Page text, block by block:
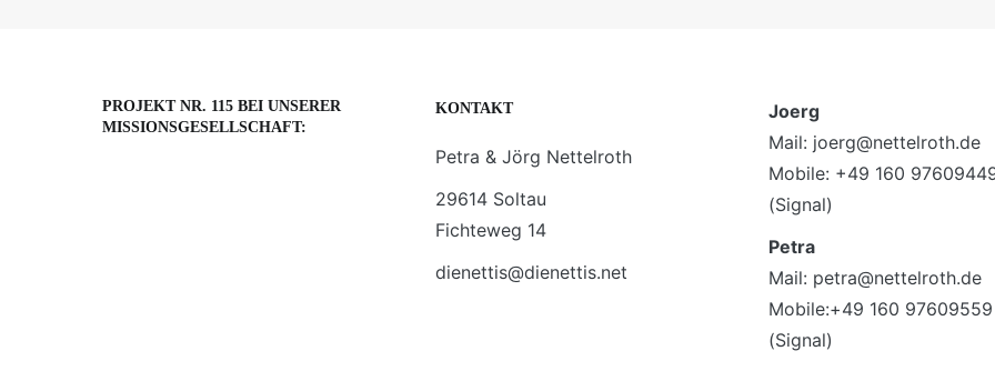
PROJEKT NR. 115 BEI UNSERER
MISSIONSGESELLSCHAFT:
KONTAKT
Petra & Jörg Nettelroth
29614 Soltau
Fichteweg 14
dienettis@dienettis.net
Joerg
Mail: joerg@nettelroth.de
Mobile: +49 160
(Signal)
Petra
Mail: petra@nettelroth.de
Mobile:+49 160 97609559
(Signal)